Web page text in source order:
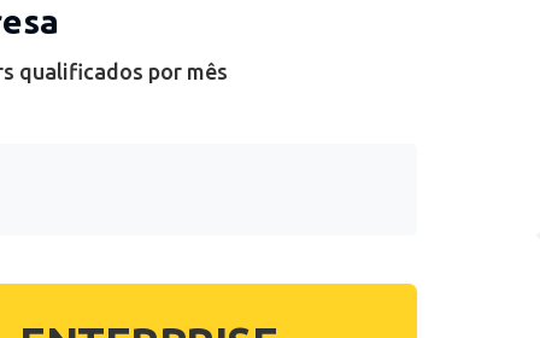
qualificados por mês